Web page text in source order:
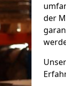
der
Unser